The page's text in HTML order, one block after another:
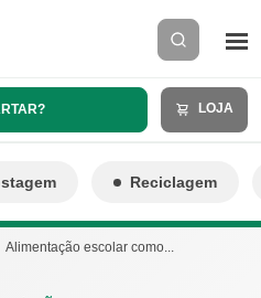
LOJA
Reciclagem
Alimentação escolar como...